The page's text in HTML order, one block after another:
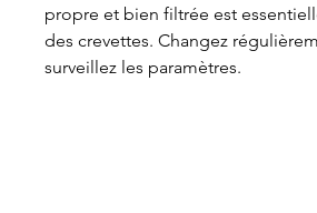
propre et bien filtrée est
des crevettes. Changez
surveillez les paramètres.